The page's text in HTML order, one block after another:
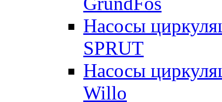
Насосы
SPRUT
Насосы
Willo